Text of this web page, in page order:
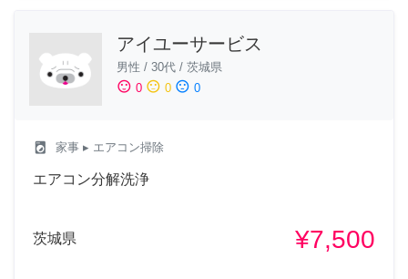
アイユーサービス
男性 / 30代 / 茨城県
sentiment_satisfied 0 sentiment_neutral 0 sentiment_dissatisfied 0
local_laundry_service 家事 ▸ エアコン掃除
エアコン分解洗浄
茨城県 ¥7,500